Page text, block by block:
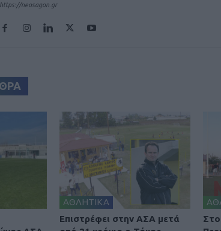
https://neosagon.gr
ΑΘΛΗΤΙΚΑ
Επιστρέφει στην ΑΣΑ μετά